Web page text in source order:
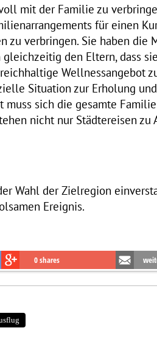
mit der Familie zu
für einen
zu verbringen. Sie haben die
den Eltern, dass
Wellnessangebot
Situation zur Erholung
sich die gesamte
nicht nur Städtereisen zu
Wahl der Zielregion
Ereignis.
0 shares